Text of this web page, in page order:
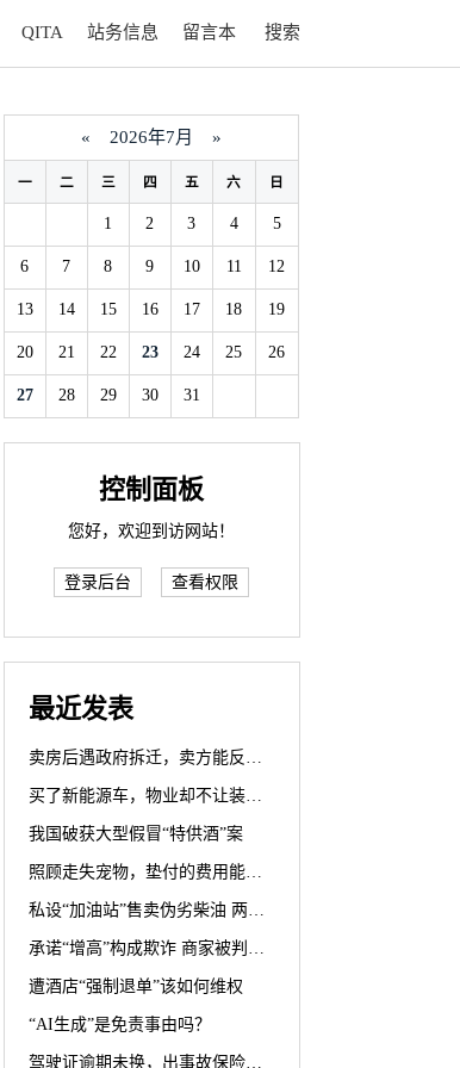
QITA 站务信息 留言本 搜索
« 2026年7月 »
一 二 三 四 五 六 日
1 2 3 4 5
6 7 8 9 10 11 12
13 14 15 16 17 18 19
20 21 22 23 24 25 26
27 28 29 30 31
控制面板
您好，欢迎到访网站！
登录后台 查看权限
最近发表
卖房后遇政府拆迁，卖方能反悔？
买了新能源车，物业却不让装充电桩？
我国破获大型假冒“特供酒”案
照顾走失宠物，垫付的费用能要回吗？
私设“加油站”售卖伪劣柴油 两被告人犯生产、销售伪劣产品罪获刑罚
承诺“增高”构成欺诈 商家被判退一赔三
遭酒店“强制退单”该如何维权
“AI生成”是免责事由吗？
驾驶证逾期未换，出事故保险公司赔不赔？